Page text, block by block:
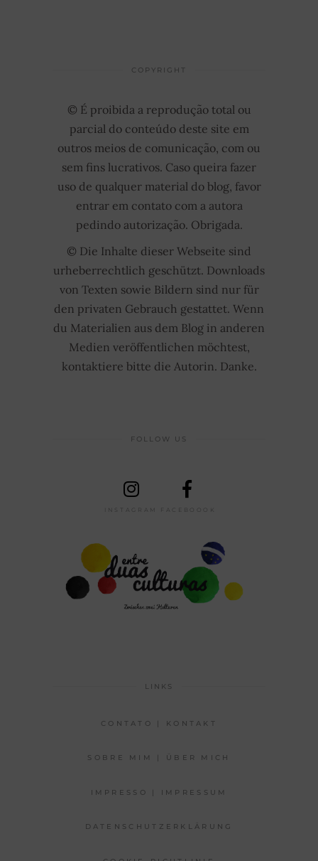
COPYRIGHT
© É proibida a reprodução total ou
parcial do conteúdo deste site em
outros meios de comunicação, com ou
sem fins lucrativos. Caso queira fazer
uso de qualquer material do blog, favor
entrar em contato com a autora
pedindo autorização. Obrigada.
© Die Inhalte dieser Webseite sind
urheberrechtlich geschützt. Downloads
von Texten sowie Bildern sind nur für
den privaten Gebrauch gestattet. Wenn
du Materialien aus dem Blog in anderen
Medien veröffentlichen möchtest,
kontaktiere bitte die Autorin. Danke.
FOLLOW US
INSTAGRAM FACEBOOOK
LINKS
CONTATO | KONTAKT
SOBRE MIM | ÜBER MICH
IMPRESSO | IMPRESSUM
DATENSCHUTZERKLÄRUNG